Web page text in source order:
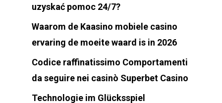
uzyskać pomoc 24/7?
Waarom de Kaasino mobiele casino
ervaring de moeite waard is in 2026
Codice raffinatissimo Comportamenti
da seguire nei casinò Superbet Casino
Technologie im Glücksspiel